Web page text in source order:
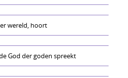
wereld, hoort
God der goden spreekt